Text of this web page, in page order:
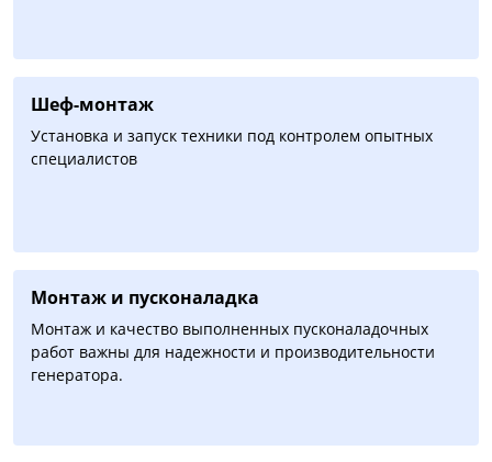
Шеф-монтаж
Установка и запуск техники под контролем опытных
специалистов
Монтаж и пусконаладка
Монтаж и качество выполненных пусконаладочных
работ важны для надежности и производительности
генератора.